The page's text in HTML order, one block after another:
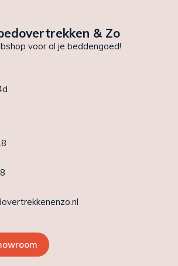
& Zo
voor al je beddengoed!